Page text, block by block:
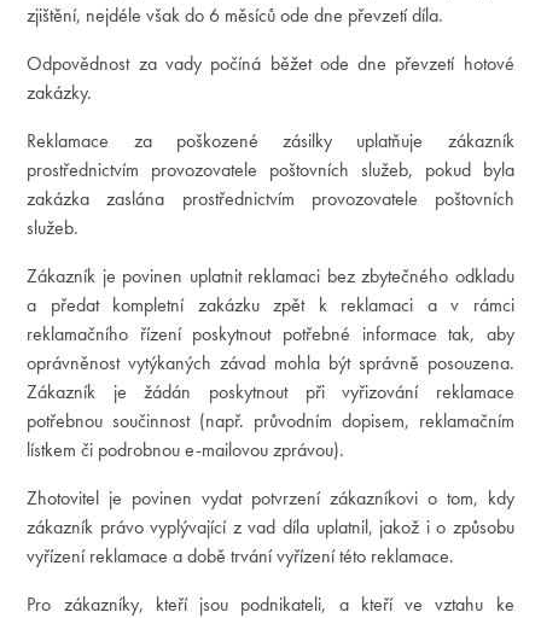
zjištění, nejdéle však do 6 měsíců ode dne převzetí díla.
Odpovědnost za vady počíná běžet ode dne převzetí hotové
zakázky.
Reklamace za poškozené zásilky uplatňuje zákazník
prostřednictvím provozovatele poštovních služeb, pokud byla
zakázka zaslána prostřednictvím provozovatele poštovních
služeb.
Zákazník je povinen uplatnit reklamaci bez zbytečného odkladu
a předat kompletní zakázku zpět k reklamaci a v rámci
reklamačního řízení poskytnout potřebné informace tak, aby
oprávněnost vytýkaných závad mohla být správně posouzena.
Zákazník je žádán poskytnout při vyřizování reklamace
potřebnou součinnost (např. průvodním dopisem, reklamačním
lístkem či podrobnou e-mailovou zprávou).
Zhotovitel je povinen vydat potvrzení zákazníkovi o tom, kdy
zákazník právo vyplývající z vad díla uplatnil, jakož i o způsobu
vyřízení reklamace a době trvání vyřízení této reklamace.
Pro zákazníky, kteří jsou podnikateli, a kteří ve vztahu ke